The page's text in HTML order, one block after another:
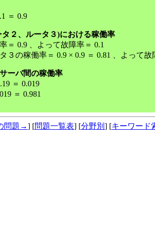
＝ 0.9
２、ルータ３)における稼働率
＝ 0.9 、よって故障率＝ 0.1
３の稼働率＝ 0.9 × 0.9 ＝ 0.81 、よって故
ーバ間の稼働率
＝ 0.019
＝ 0.981
問題→] [問題一覧表] [分野別 ] [キーワード